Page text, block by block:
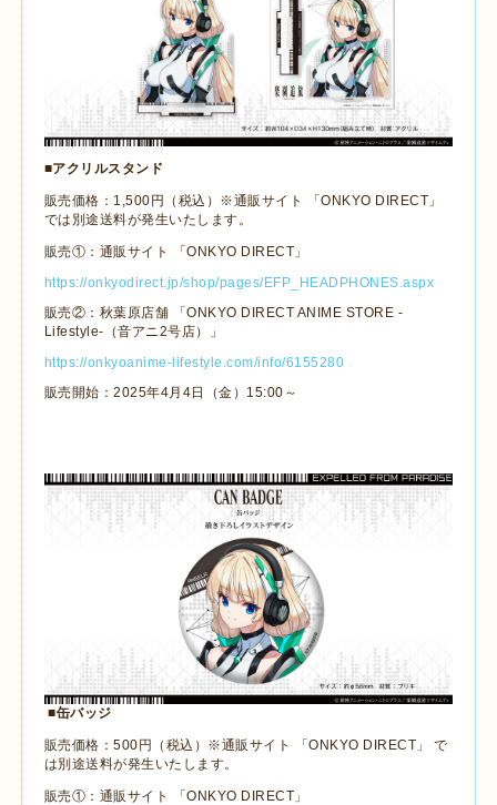
■アクリルスタンド
販売価格： 1,500 円（税込）※通販サイト 「ONKYO DIRECT 」
では別途送料が発生いたします。
販売①：通販サイト 「ONKYO DIRECT 」
https://onkyodirect.jp/shop/pages/EFP_HEADPHONES.aspx
販売②：秋葉原店舗 「ONKYO DIRECT ANIME STORE -
Lifestyle- （音アニ2号店）」
https://onkyoanime-lifestyle.com/info/6155280
販売開始：2025年4月 4日（金） 15:00 ～
■缶バッジ
販売価格：500円（税込）※通販サイト 「ONKYO DIRECT 」 で
は別途送料が発生いたします。
販売①：通販サイト 「ONKYO DIRECT 」